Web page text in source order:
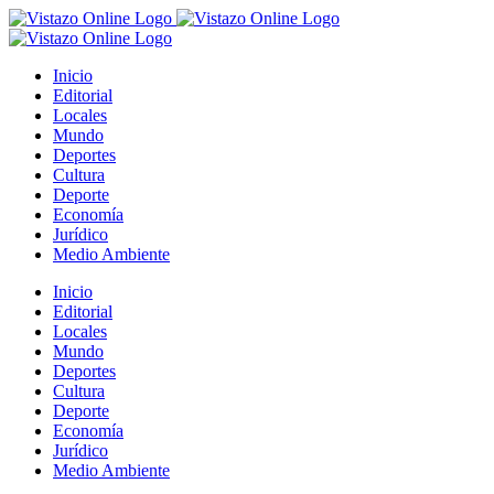
Saltar
al
Inicio
Editorial
Locales
Mundo
Deportes
Cultura
Deporte
Economía
Jurídico
Medio Ambiente
Inicio
Editorial
Locales
Mundo
Deportes
Cultura
Deporte
Economía
Jurídico
Medio Ambiente